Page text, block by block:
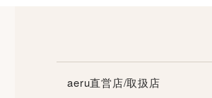
aeru直営店/取扱店